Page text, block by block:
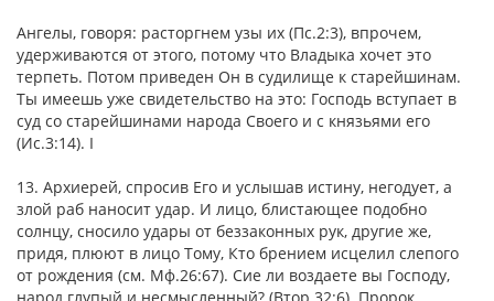
Ангелы, говоря: расторгнем узы их (Пс.2:3), впрочем,
удерживаются от этого, потому что Владыка хочет это
терпеть. Потом приведен Он в судилище к старейшинам.
Ты имеешь уже свидетельство на это: Господь вступает в
суд со старейшинами народа Своего и с князьями его
(Ис.3:14). I
13. Архиерей, спросив Его и услышав истину, негодует, а
злой раб наносит удар. И лицо, блистающее подобно
солнцу, сносило удары от беззаконных рук, другие же,
придя, плюют в лицо Тому, Кто брением исцелил слепого
от рождения (см. Мф.26:67). Сие ли воздаете вы Господу,